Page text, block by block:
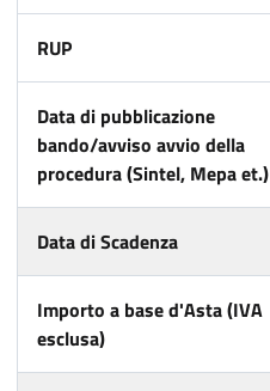
RUP
Data di pubblicazione
bando/avviso avvio della
procedura (Sintel, Mepa et.)
Data di Scadenza
Importo a base d'Asta (IVA
esclusa)